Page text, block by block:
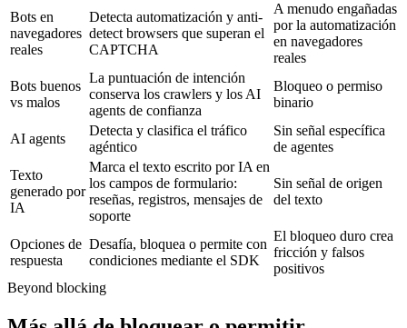
Bots en
navegadores
reales
Detecta automatización y anti-
detect browsers que superan el
CAPTCHA
A menudo engañadas
por la automatización
en navegadores
reales
Bots buenos
vs malos
La puntuación de intención
conserva los crawlers y los AI
agents de confianza
Bloqueo o permiso
binario
AI agents
Detecta y clasifica el tráfico
agéntico
Sin señal específica
de agentes
Texto
generado por
IA
Marca el texto escrito por IA en
los campos de formulario:
reseñas, registros, mensajes de
soporte
Sin señal de origen
del texto
Opciones de
respuesta
Desafía, bloquea o permite con
condiciones mediante el SDK
El bloqueo duro crea
fricción y falsos
positivos
Beyond blocking